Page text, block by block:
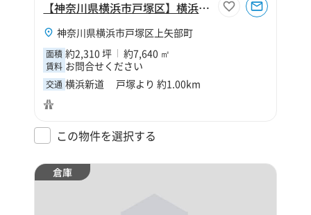
【神奈川県横浜市戸塚区】横浜市戸塚区上矢部町2310坪倉庫
神奈川県横浜市戸塚区上矢部町
面積 約2,310 坪 約7,640 ㎡
賃料 お問合せください
交通 横浜新道 戸塚より 約1.00km
この物件を選択する
倉庫